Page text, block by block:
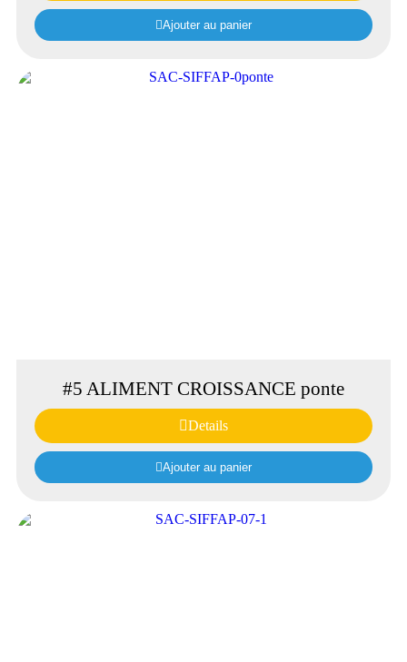
Ajouter au panier
#5 ALIMENT CROISSANCE ponte
Details
Ajouter au panier